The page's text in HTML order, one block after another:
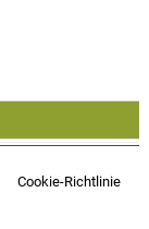
Cookie-Richtlinie